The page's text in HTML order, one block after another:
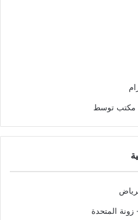
مكتب توسط
زونة المتحدة